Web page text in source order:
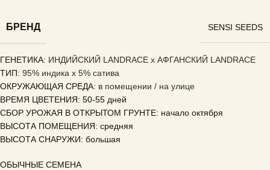
БРЕНД SENSI SEEDS
ГЕНЕТИКА: ИНДИЙСКИЙ LANDRACE x АФГАНСКИЙ LANDRACE
ТИП: 95% индика x 5% сатива
ОКРУЖАЮЩАЯ СРЕДА: в помещении / на улице
ВРЕМЯ ЦВЕТЕНИЯ: 50-55 дней
СБОР УРОЖАЯ В ОТКРЫТОМ ГРУНТЕ: начало октября
ВЫСОТА ПОМЕЩЕНИЯ: средняя
ВЫСОТА СНАРУЖИ: большая
ОБЫЧНЫЕ СЕМЕНА